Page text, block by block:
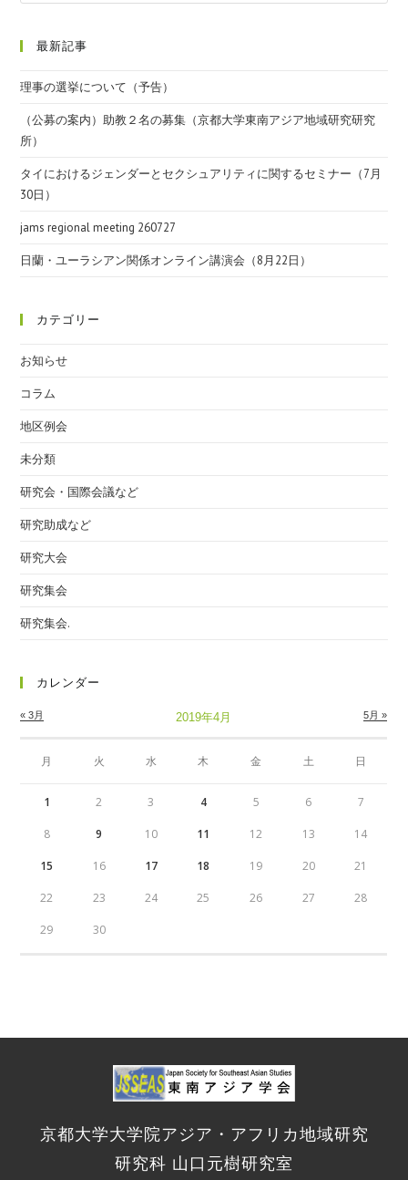
最新記事
理事の選挙について（予告）
（公募の案内）助教２名の募集（京都大学東南アジア地域研究研究
所）
タイにおけるジェンダーとセクシュアリティに関するセミナー（7月
30日）
jams regional meeting 260727
日蘭・ユーラシアン関係オンライン講演会（8月22日）
カテゴリー
お知らせ
コラム
地区例会
未分類
研究会・国際会議など
研究助成など
研究大会
研究集会
研究集会.
カレンダー
2019年4月
月 火 水 木 金 土 日
« 3月 5月 »
1 2 3 4 5 6 7
8 9 10 11 12 13 14
15 16 17 18 19 20 21
22 23 24 25 26 27 28
29 30
京都大学大学院アジア・アフリカ地域研究
研究科 山口元樹研究室